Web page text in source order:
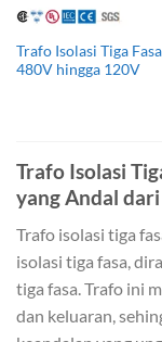
Trafo Isolasi Tiga
480V hingga 120V
Trafo Isolasi
yang Andal
Trafo isolasi tiga
isolasi tiga fasa,
tiga fasa. Trafo ini
dan keluaran,